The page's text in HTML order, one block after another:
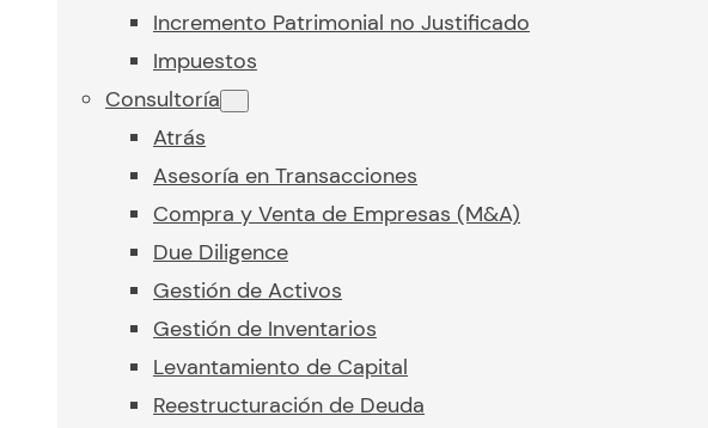
Incremento Patrimonial no Justificado
Impuestos
Consultoría
Atrás
Asesoría en Transacciones
Compra y Venta de Empresas (M&A)
Due Diligence
Gestión de Activos
Gestión de Inventarios
Levantamiento de Capital
Reestructuración de Deuda